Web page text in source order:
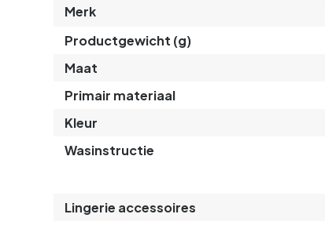
Merk
Productgewicht (g)
Maat
Primair materiaal
Kleur
Wasinstructie
Lingerie accessoires